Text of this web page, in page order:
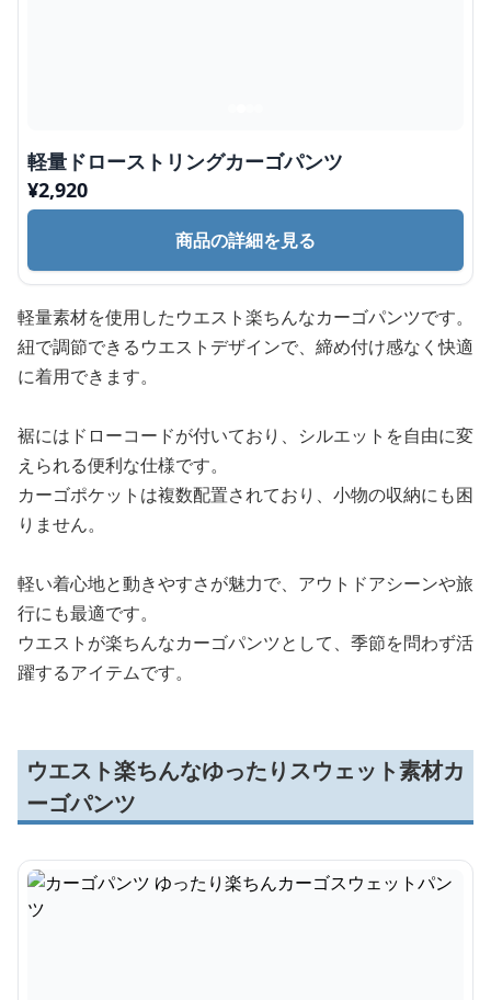
軽量ドローストリングカーゴパンツ
¥2,920
商品の詳細を見る
軽量素材を使用したウエスト楽ちんなカーゴパンツです。
紐で調節できるウエストデザインで、締め付け感なく快適
に着用できます。
裾にはドローコードが付いており、シルエットを自由に変
えられる便利な仕様です。
カーゴポケットは複数配置されており、小物の収納にも困
りません。
軽い着心地と動きやすさが魅力で、アウトドアシーンや旅
行にも最適です。
ウエストが楽ちんなカーゴパンツとして、季節を問わず活
躍するアイテムです。
ウエスト楽ちんなゆったりスウェット素材カ
ーゴパンツ